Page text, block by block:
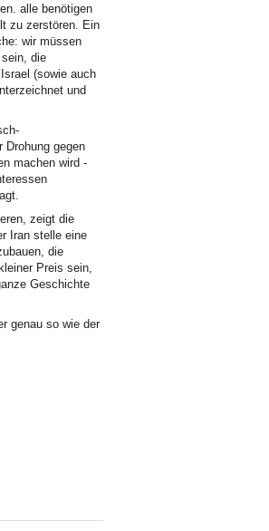
alle benötigen
zu zerstören. Ein
wir müssen
die
(sowie auch
und
Drohung gegen
machen wird -
zeigt die
Iran stelle eine
die
Preis sein,
Geschichte
genau so wie der